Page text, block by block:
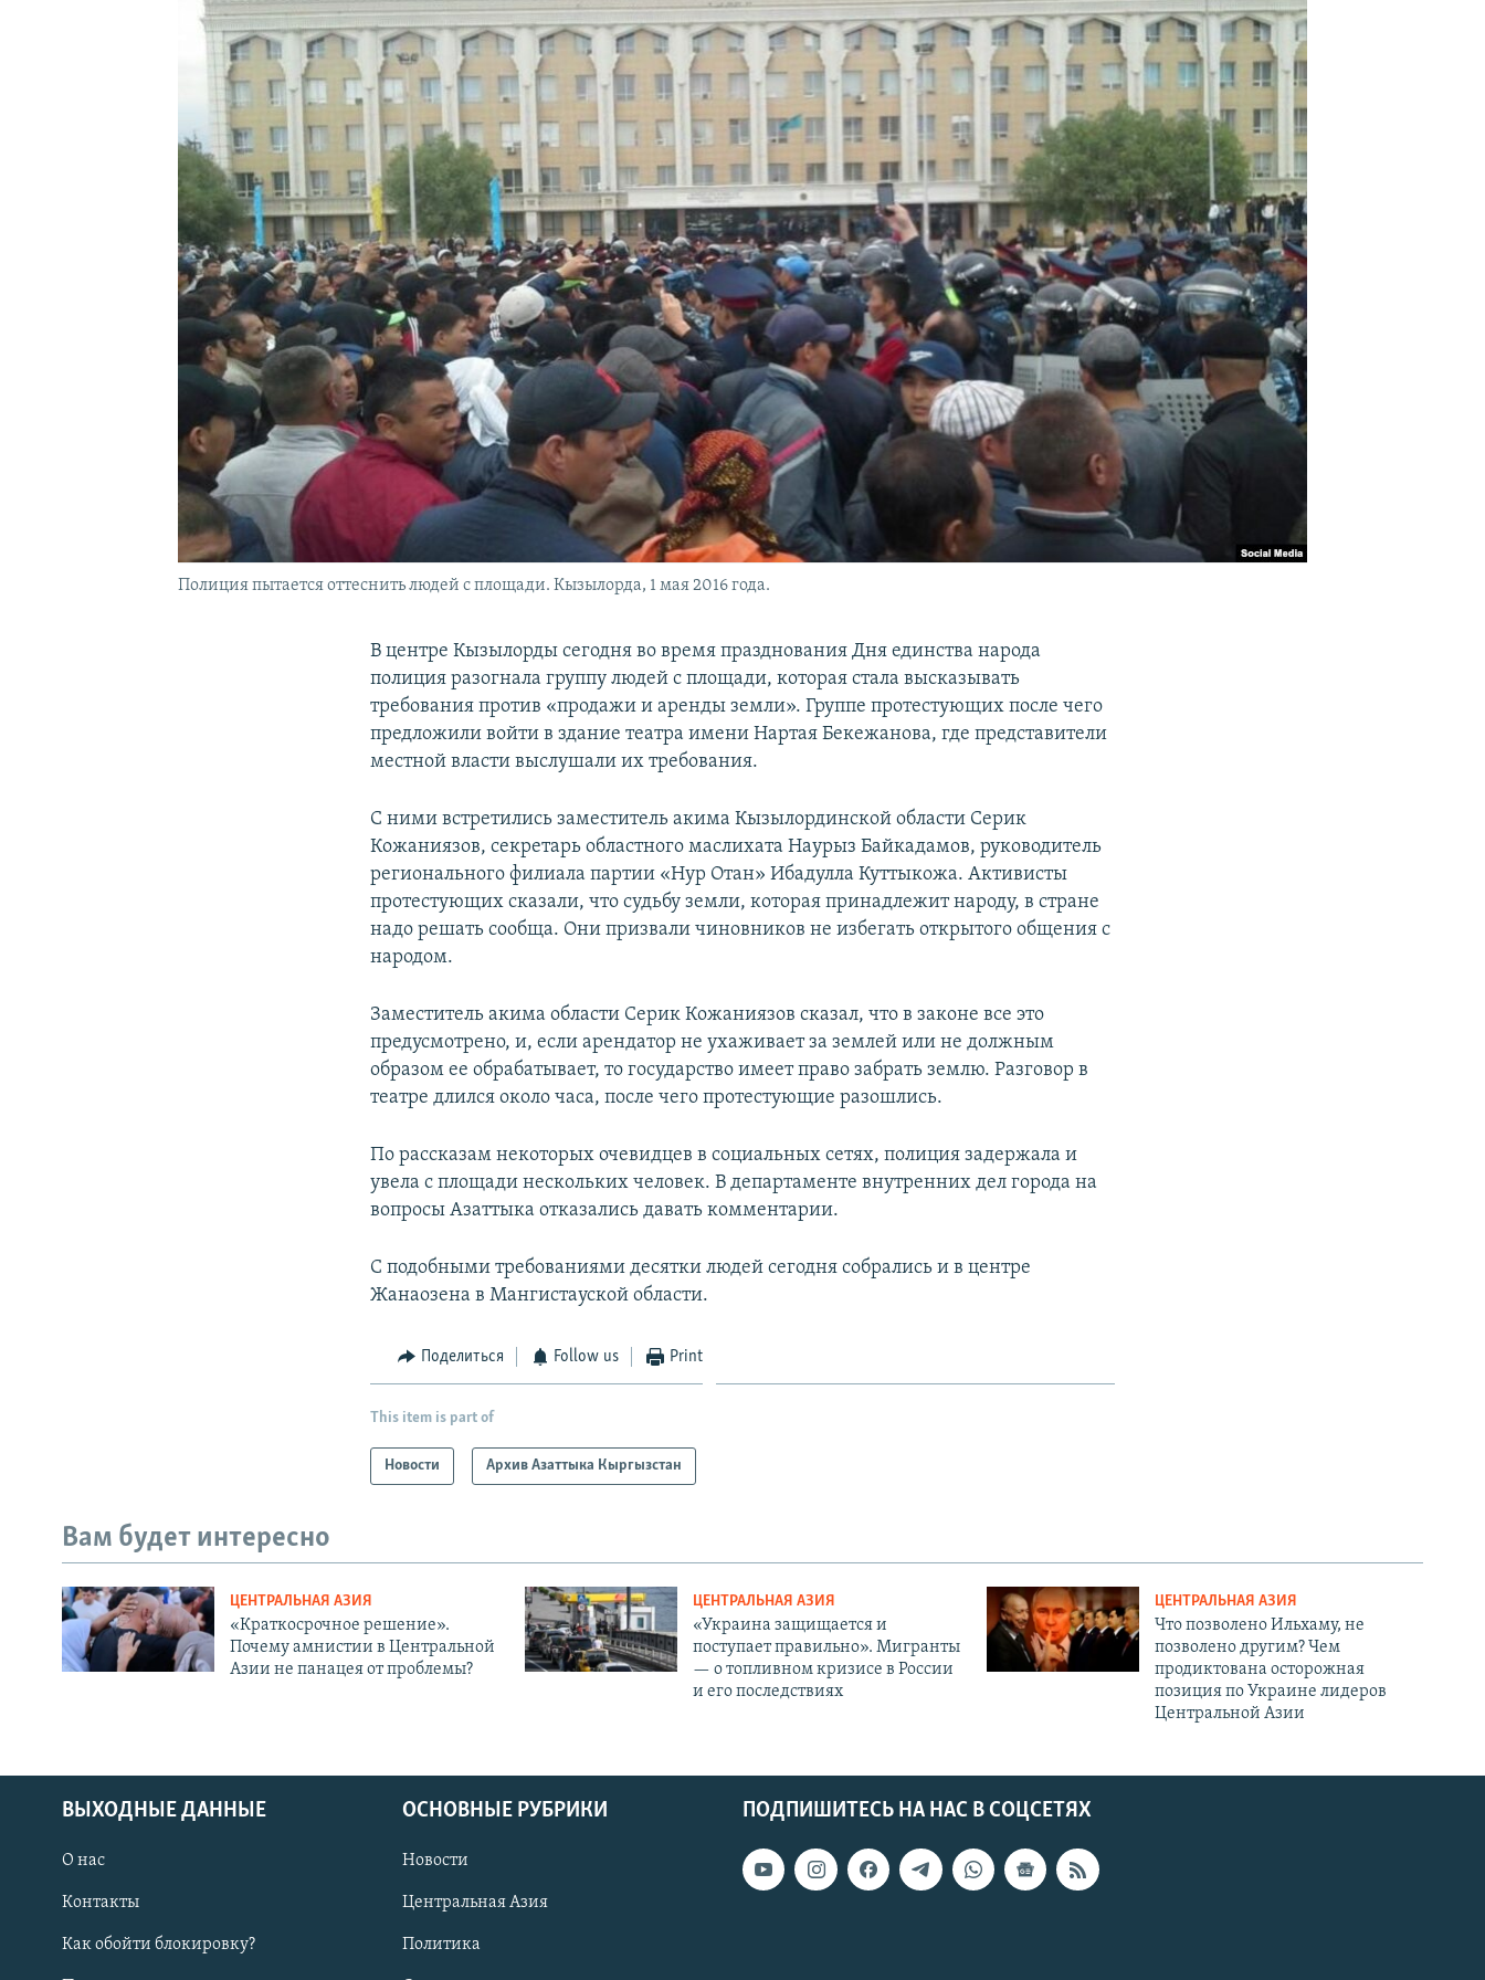
Полиция пытается оттеснить людей с площади. Кызылорда, 1 мая 2016 года.
В центре Кызылорды сегодня во время празднования Дня единства народа
полиция разогнала группу людей с площади, которая стала высказывать
требования против «продажи и аренды земли». Группе протестующих после чего
предложили войти в здание театра имени Нартая Бекежанова, где представители
местной власти выслушали их требования.
С ними встретились заместитель акима Кызылординской области Серик
Кожаниязов, секретарь областного маслихата Наурыз Байкадамов, руководитель
регионального филиала партии «Нур Отан» Ибадулла Куттыкожа. Активисты
протестующих сказали, что судьбу земли, которая принадлежит народу, в стране
надо решать сообща. Они призвали чиновников не избегать открытого общения с
народом.
Заместитель акима области Серик Кожаниязов сказал, что в законе все это
предусмотрено, и, если арендатор не ухаживает за землей или не должным
образом ее обрабатывает, то государство имеет право забрать землю. Разговор в
театре длился около часа, после чего протестующие разошлись.
По рассказам некоторых очевидцев в социальных сетях, полиция задержала и
увела с площади нескольких человек. В департаменте внутренних дел города на
вопросы Азаттыка отказались давать комментарии.
С подобными требованиями десятки людей сегодня собрались и в центре
Жанаозена в Мангистауской области.
Поделиться Follow us Print
This item is part of
Новости Архив Азаттыка Кыргызстан
Вам будет интересно
ЦЕНТРАЛЬНАЯ АЗИЯ
«Краткосрочное решение».
Почему амнистии в Центральной
Азии не панацея от проблемы?
ЦЕНТРАЛЬНАЯ АЗИЯ
«Украина защищается и
поступает правильно». Мигранты
— о топливном кризисе в России
и его последствиях
ЦЕНТРАЛЬНАЯ АЗИЯ
Что позволено Ильхаму, не
позволено другим? Чем
продиктована осторожная
позиция по Украине лидеров
Центральной Азии
ПОДПИШИТЕСЬ НА НАС В СОЦСЕТЯХ
ВЫХОДНЫЕ ДАННЫЕ
О нас
Контакты
Как обойти блокировку?
ОСНОВНЫЕ РУБРИКИ
Новости
Центральная Азия
Политика